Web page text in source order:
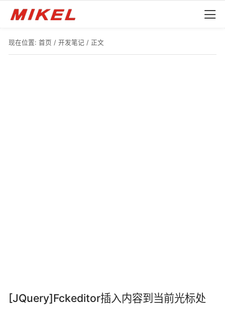
现在位置: 首页 / 开发笔记 / 正文
[JQuery]Fckeditor插入内容到当前光标处